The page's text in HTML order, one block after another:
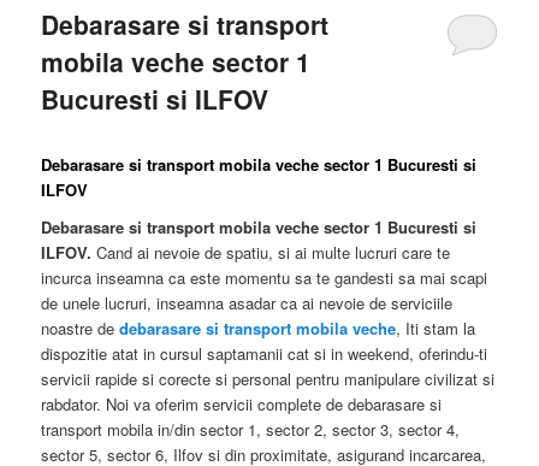
Debarasare si transport
mobila veche sector 1
Bucuresti si ILFOV
Debarasare si transport mobila veche sector 1 Bucuresti si
ILFOV
Debarasare si transport mobila veche sector 1 Bucuresti si
ILFOV.Cand ai nevoie de spatiu, si ai multe lucruri care te
incurca inseamna ca este momentu sa te gandesti sa mai scapi
de unele lucruri, inseamna asadar ca ai nevoie de serviciile
noastre dedebarasare si transport mobila veche, Iti stam la
dispozitie atat in cursul saptamanii cat si in weekend, oferindu-ti
servicii rapide si corecte si personal pentru manipulare civilizat si
rabdator. Noi va oferim servicii complete de debarasare si
transport mobila in/din sector 1, sector 2, sector 3, sector 4,
sector 5, sector 6, Ilfov si din proximitate, asigurand incarcarea,